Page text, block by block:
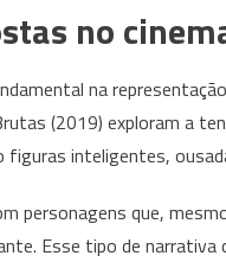
no
na
(2019) exploram a
inteligentes,
personagens que,
Esse tipo de narrativa